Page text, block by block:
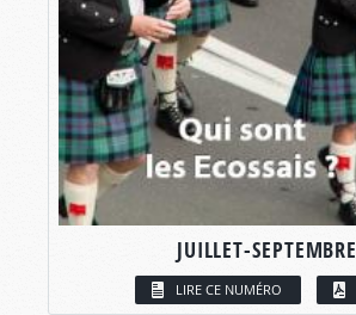
JUILLET-SEPTEMBRE
LIRE CE NUMÉRO